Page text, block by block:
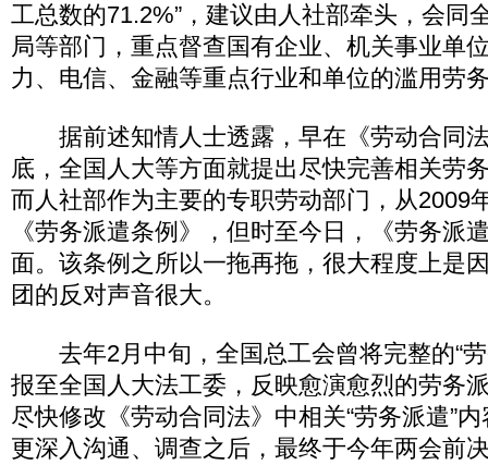
工总数的71.2%”，建议由人社部牵头，会同
局等部门，重点督查国有企业、机关事业单
力、电信、金融等重点行业和单位的滥用劳
据前述知情人士透露，早在《劳动合同
底，全国人大等方面就提出尽快完善相关劳
而人社部作为主要的专职劳动部门，从2009
《劳务派遣条例》，但时至今日，《劳务派
面。该条例之所以一拖再拖，很大程度上是
团的反对声音很大。
去年2月中旬，全国总工会曾将完整的“劳
报至全国人大法工委，反映愈演愈烈的劳务
尽快修改《劳动合同法》中相关“劳务派遣”
更深入沟通、调查之后，最终于今年两会前